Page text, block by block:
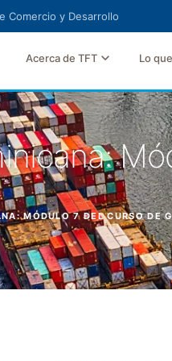
Comercio y Desarrollo
Acerca de TFT Lo
MÓDULO 7 DEL CURSO DE